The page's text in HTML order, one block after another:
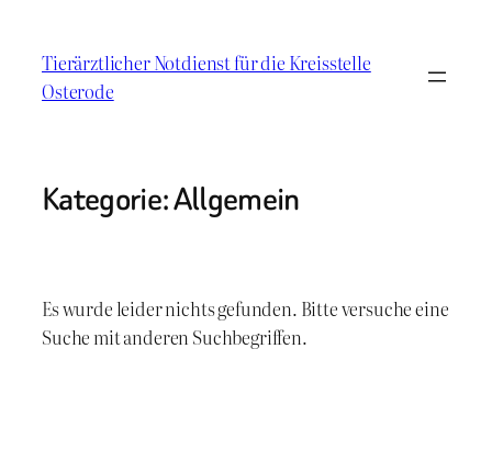
Inhalt
springen
Tierärztlicher Notdienst für die Kreisstelle
Osterode
Kategorie:Allgemein
Es wurde leider nichts gefunden. Bitte versuche eine
Suche mit anderen Suchbegriffen.